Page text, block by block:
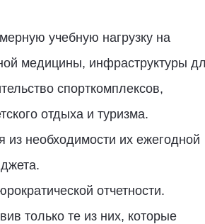
учебную нагрузку на
медицины, инфраструктуры
спорткомплексов,
отдыха и туризма.
из необходимости их ежегодной
отчетности.
только те из них, которые